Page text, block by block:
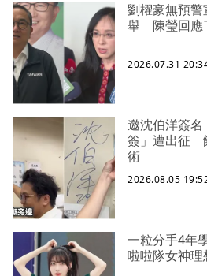
劉櫂豪無預
舉 陳瑩回應
2026.07.31
邀沈伯洋簽
簽」遭出征
術
2026.08.05
一粒分手4年
啦啦隊女神理